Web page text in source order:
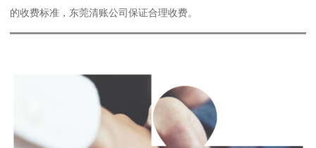
的收费标准，东莞清账公司保证合理收费。